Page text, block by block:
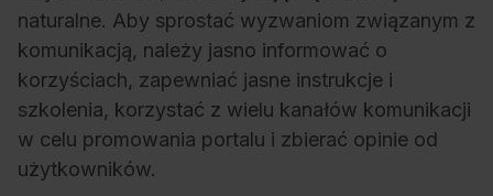
naturalne. Aby sprostać wyzwaniom związanym z
komunikacją, należy jasno informować o
korzyściach, zapewniać jasne instrukcje i
szkolenia, korzystać z wielu kanałów komunikacji
w celu promowania portalu i zbierać opinie od
użytkowników.